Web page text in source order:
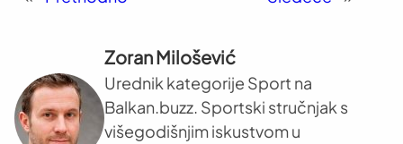
Zoran Milošević
Urednik kategorije Sport na
Balkan.buzz. Sportski stručnjak s
višegodišnjim iskustvom u